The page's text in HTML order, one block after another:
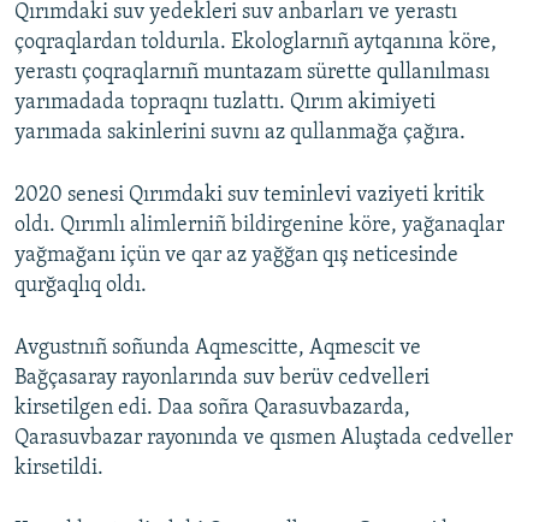
Qırımdaki suv yedekleri suv anbarları ve yerastı
çoqraqlardan toldurıla. Ekologlarnıñ aytqanına köre,
yerastı çoqraqlarnıñ muntazam sürette qullanılması
yarımadada topraqnı tuzlattı. Qırım akimiyeti
yarımada sakinlerini suvnı az qullanmağa çağıra.
2020 senesi Qırımdaki suv teminlevi vaziyeti kritik
oldı. Qırımlı alimlerniñ bildirgenine köre, yağanaqlar
yağmağanı içün ve qar az yağğan qış neticesinde
qurğaqlıq oldı.
Avgustnıñ soñunda Aqmescitte, Aqmescit ve
Bağçasaray rayonlarında suv berüv cedvelleri
kirsetilgen edi. Daa soñra Qarasuvbazarda,
Qarasuvbazar rayonında ve qısmen Aluştada cedveller
kirsetildi.